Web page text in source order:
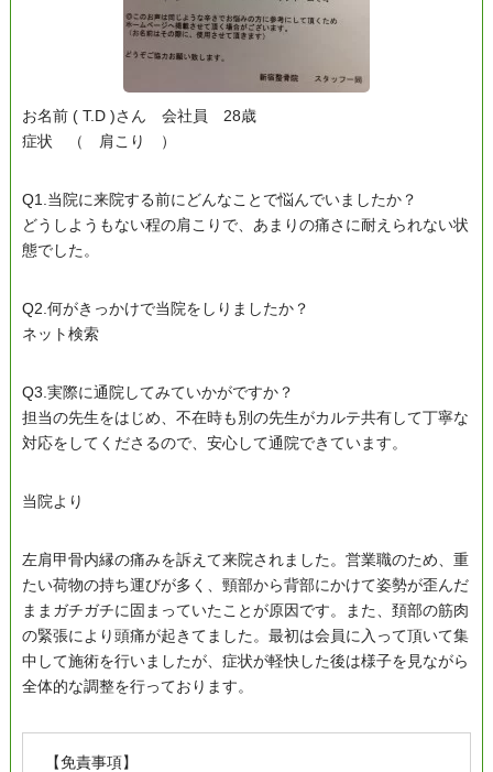
お名前 ( T.D )さん 会社員 28歳
症状 （ 肩こり ）
Q1.当院に来院する前にどんなことで悩んでいましたか？
どうしようもない程の肩こりで、あまりの痛さに耐えられない状
態でした。
Q2.何がきっかけで当院をしりましたか？
ネット検索
Q3.実際に通院してみていかがですか？
担当の先生をはじめ、不在時も別の先生がカルテ共有して丁寧な
対応をしてくださるので、安心して通院できています。
当院より
左肩甲骨内縁の痛みを訴えて来院されました。営業職のため、重
たい荷物の持ち運びが多く、頸部から背部にかけて姿勢が歪んだ
ままガチガチに固まっていたことが原因です。また、頚部の筋肉
の緊張により頭痛が起きてました。最初は会員に入って頂いて集
中して施術を行いましたが、症状が軽快した後は様子を見ながら
全体的な調整を行っております。
【免責事項】